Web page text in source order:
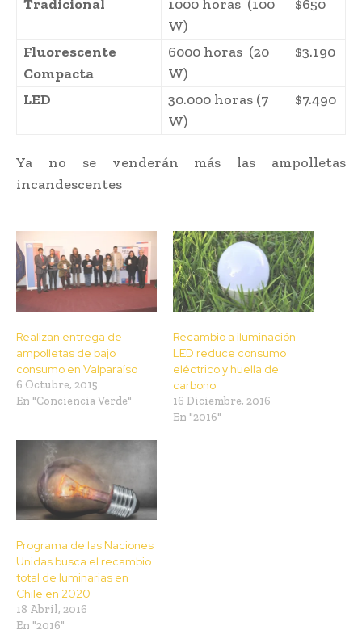
Tradicional
1000 horas (100
W)
$650
Fluorescente
Compacta
6000 horas (20
W)
$3.190
LED
30.000 horas (7
W)
$7.490
Ya no se venderán más las ampolletas
incandescentes
Realizan entrega de
ampolletas de bajo
consumo en Valparaíso
6 Octubre, 2015
En "Conciencia Verde"
Recambio a iluminación
LED reduce consumo
eléctrico y huella de
carbono
16 Diciembre, 2016
En "2016"
Programa de las Naciones
Unidas busca el recambio
total de luminarias en
Chile en 2020
18 Abril, 2016
En "2016"